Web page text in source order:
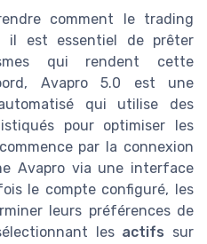
comment le trading
il est essentiel de prêter
qui rendent cette
Avapro 5.0 est une
qui utilise des
pour optimiser les
par la connexion
Avapro via une interface
le compte configuré, les
leurs préférences de
les actifs sur